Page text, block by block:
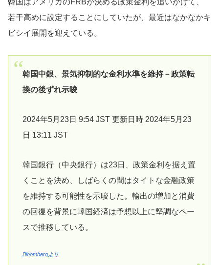
若干高めに設定することにしていたが、最近はなかなかキ
ビシイ展開を迎えている。
韓国中銀、景気抑制的な金利水準を維持－政策転
換の後ずれ示唆
2024年5月23日 9:54 JST 更新日時 2024年5月23
日 13:11 JST
韓国銀行（中央銀行）は23日、政策金利を据え置
くことを決め、しばらくの間はタイトな金融政策
を維持する可能性を示唆した。輸出の増加と消費
の回復を背景に韓国経済は予想以上に堅調なペー
スで推移している。
Bloombergより